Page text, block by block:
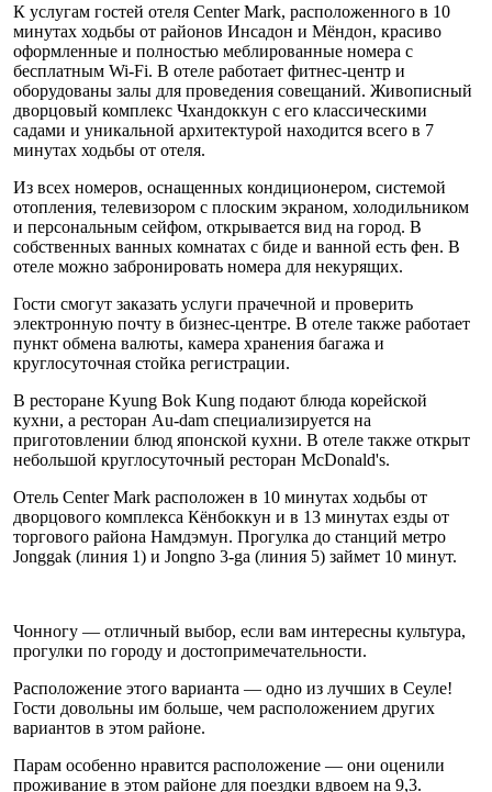
К услугам гостей отеля Center Mark, расположенного в 10
минутах ходьбы от районов Инсадон и Мёндон, красиво
оформленные и полностью меблированные номера с
бесплатным Wi-Fi. В отеле работает фитнес-центр и
оборудованы залы для проведения совещаний. Живописный
дворцовый комплекс Чхандоккун с его классическими
садами и уникальной архитектурой находится всего в 7
минутах ходьбы от отеля.
Из всех номеров, оснащенных кондиционером, системой
отопления, телевизором с плоским экраном, холодильником
и персональным сейфом, открывается вид на город. В
собственных ванных комнатах с биде и ванной есть фен. В
отеле можно забронировать номера для некурящих.
Гости смогут заказать услуги прачечной и проверить
электронную почту в бизнес-центре. В отеле также работает
пункт обмена валюты, камера хранения багажа и
круглосуточная стойка регистрации.
В ресторане Kyung Bok Kung подают блюда корейской
кухни, а ресторан Au-dam специализируется на
приготовлении блюд японской кухни. В отеле также открыт
небольшой круглосуточный ресторан McDonald's.
Отель Center Mark расположен в 10 минутах ходьбы от
дворцового комплекса Кёнбоккун и в 13 минутах езды от
торгового района Намдэмун. Прогулка до станций метро
Jonggak (линия 1) и Jongno 3-ga (линия 5) займет 10 минут.
Чонногу — отличный выбор, если вам интересны культура,
прогулки по городу и достопримечательности.
Расположение этого варианта — одно из лучших в Сеуле!
Гости довольны им больше, чем расположением других
вариантов в этом районе.
Парам особенно нравится расположение — они оценили
проживание в этом районе для поездки вдвоем на 9,3.